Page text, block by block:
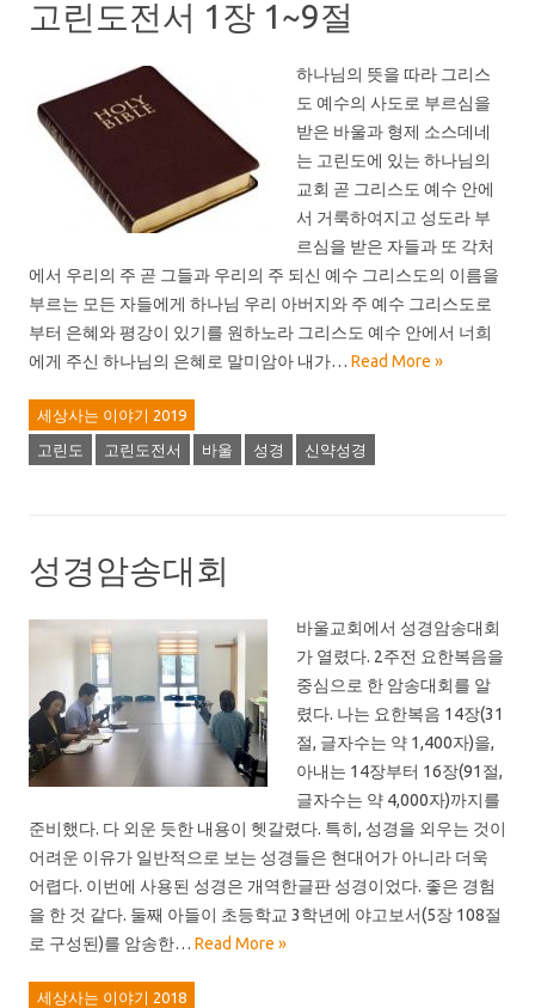
고린도전서 1장 1~9절
하나님의 뜻을 따라 그리스
도 예수의 사도로 부르심을
받은 바울과 형제 소스데네
는 고린도에 있는 하나님의
교회 곧 그리스도 예수 안에
서 거룩하여지고 성도라 부
르심을 받은 자들과 또 각처
에서 우리의 주 곧 그들과 우리의 주 되신 예수 그리스도의 이름을
부르는 모든 자들에게 하나님 우리 아버지와 주 예수 그리스도로
부터 은혜와 평강이 있기를 원하노라 그리스도 예수 안에서 너희
에게 주신 하나님의 은혜로 말미암아 내가… Read More »
세상사는 이야기 2019
고린도 고린도전서 바울 성경 신약성경
성경암송대회
바울교회에서 성경암송대회
가 열렸다. 2주전 요한복음을
중심으로 한 암송대회를 알
렸다. 나는 요한복음 14장(31
절, 글자수는 약 1,400자)을,
아내는 14장부터 16장(91절,
글자수는 약 4,000자)까지를
준비했다. 다 외운 듯한 내용이 헷갈렸다. 특히, 성경을 외우는 것이
어려운 이유가 일반적으로 보는 성경들은 현대어가 아니라 더욱
어렵다. 이번에 사용된 성경은 개역한글판 성경이었다. 좋은 경험
을 한 것 같다. 둘째 아들이 초등학교 3학년에 야고보서(5장 108절
로 구성된)를 암송한… Read More »
세상사는 이야기 2018